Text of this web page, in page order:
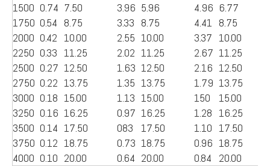
1500 0.74 7.50 3.96 5.96 4.96 6.77
1750 0.54 8.75 3.33 8.75 4.41 8.75
2000 0.42 10.00 2.55 10.00 3.37 10.00
2250 0.33 11.25 2.02 11.25 2.67 11.25
2500 0.27 12.50 1.63 12.50 2.16 12.50
2750 0.22 13.75 1.35 13.75 1.79 13.75
3000 0.18 15.00 1.13 15.00 150
15.00
3250 0.16 16.25 0.97 16.25 1.28 16.25
3500 0.14 17.50 083 17.50 1.10 17.50
3750 0.12 18.75 0.73 18.75 0.96 18.75
4000 0.10 20.00 0.64 20.00 0.84 20.00